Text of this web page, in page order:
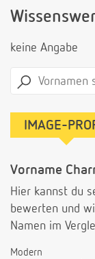
keine Angabe
IMAGE-
Vorname
Hier kannst du
bewerten und
Namen im
Modern